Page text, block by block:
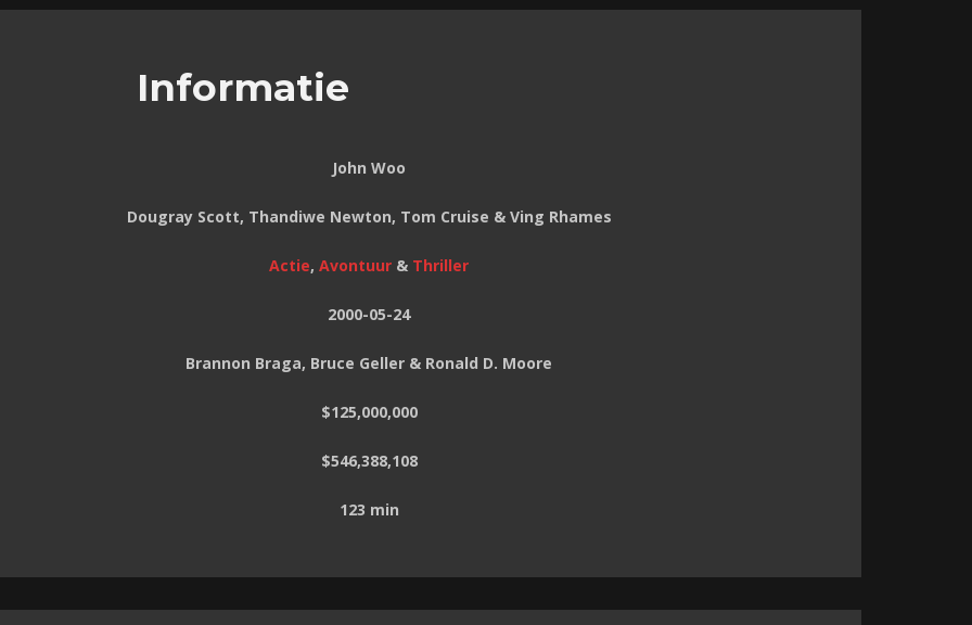
Informatie
John Woo
Dougray Scott, Thandiwe Newton, Tom Cruise & Ving Rhames
Actie, Avontuur & Thriller
2000-05-24
Brannon Braga, Bruce Geller & Ronald D. Moore
$125,000,000
$546,388,108
123 min